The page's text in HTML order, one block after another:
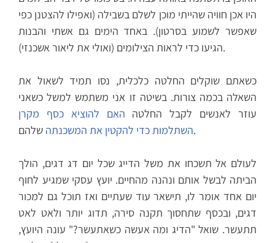
היו אכן חוויה שהייתי מוכן לשלם בשבילה (ואפילו להצטנן כפי
שאפשר לשמוע בסרטון). באחד הימים גם אשתי והבנות
הגיעו כדי לראות הצילומים (ואולי את ליאור אשכנזי).
כשאתם שוקלים החלטה כלכלית, נסו תמיד לשאול את
השאלה בכמה צורות. בשיטה זו אני משתמש למשל כשאני
עוזר לאנשים לקבל החלטה האם להוציא כסף מקרן
השתלמות כדי להקטין את המשכנתהשלהם.
לעולם אל תשכחו את משל הדייג שכל יום דג דגים, הולך
הביתה לבשל אותם ונהנה מהחיים. יועץ עסקי שמגיע לחוף
יום אחד אומר לו, תישאר עוד שעתיים ואז תוכל גם למכור
דגים, ובכסף שתחסוך תקנה סירה, תדוג יותר ולאט לאט
תתעשר. שואל "הדיג ומה אעשה כשאתעשר?" עונה היועץ,